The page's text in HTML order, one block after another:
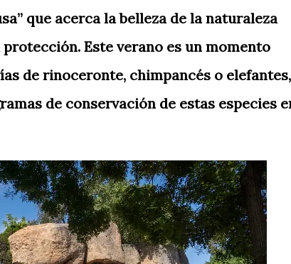
que acerca la belleza de la naturaleza
Este verano es un momento
de rinoceronte, chimpancés o elefantes,
de conservación de estas especies